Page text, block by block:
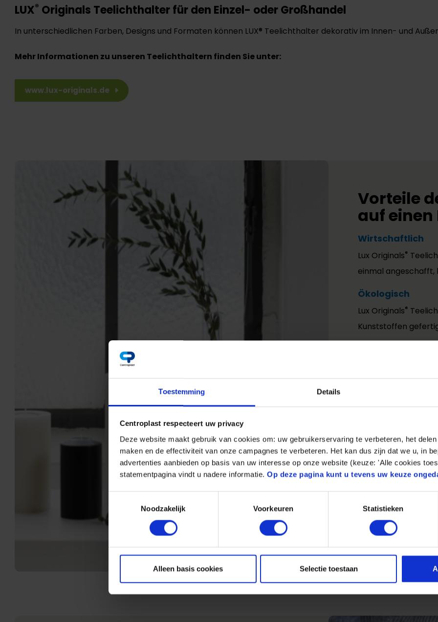
Toestemming Details
Centroplast respecteert uw privacy
Deze website maakt gebruik van cookies om: uw gebruikerservaring te verbeteren, het
maken en de effectiviteit van onze campagnes te verbeteren. Het kan dus zijn dat we u, in
advertenties aanbieden op basis van uw interesse op onze website (keuze: 'Alle cookies
statementpagina vindt u nadere informatie. Op deze pagina kunt u tevens uw keuze
Noodzakelijk
Voorkeuren Statistieken
Alleen basis cookies Selectie toestaan
LUX® Originals Teelichthalter für den Einzel- oder Großhandel
In unterschiedlichen Farben, Designs und Formaten können LUX® Teelichthalter dekorativ im Innen- und
Mehr Informationen zu unseren Teelichthaltern finden Sie unter:
www.lux-originals.de
Vorteile
auf einen
Wirtschaftlich
Lux Originals®
einmal angeschafft,
Ökologisch
Lux Originals®
Kunststoffen
Durch das
Verunreinigungen
Teelichthalter im
In Lux Originals
Teelichter
und
Kerzenformen und
Dornloch am
seiner Stelle.